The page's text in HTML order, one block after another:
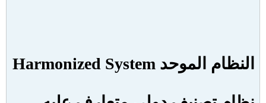
النظام الموحد Harmonized System